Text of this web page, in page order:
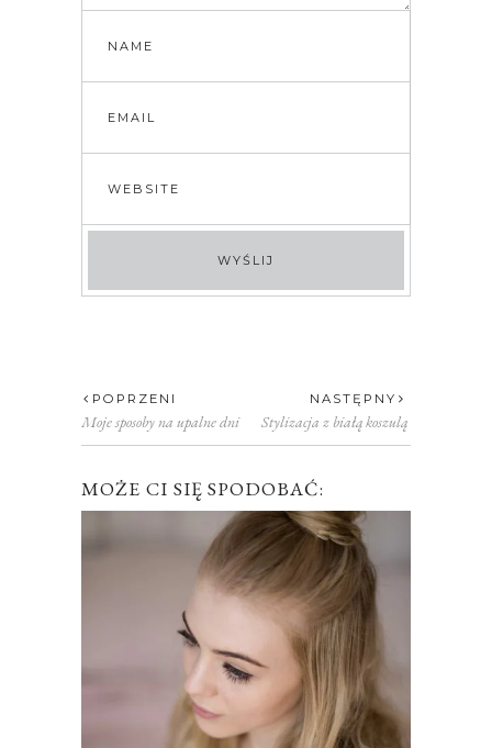
POPRZENI
Moje sposoby na upalne dni
NASTĘPNY
Stylizacja z białą koszulą
MOŻE CI SIĘ SPODOBAĆ: